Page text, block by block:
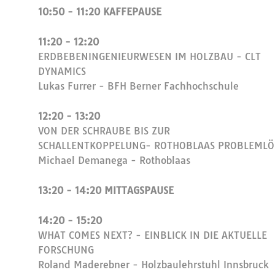
10:50 - 11:20 KAFFEPAUSE
11:20 - 12:20
ERDBEBENINGENIEURWESEN IM HOLZBAU - CLT
DYNAMICS
Lukas Furrer - BFH Berner Fachhochschule
12:20 - 13:20
VON DER SCHRAUBE BIS ZUR
SCHALLENTKOPPELUNG- ROTHOBLAAS
Michael Demanega - Rothoblaas
13:20 - 14:20 MITTAGSPAUSE
14:20 - 15:20
WHAT COMES NEXT? - EINBLICK IN DIE AKTUELLE
FORSCHUNG
Roland Maderebner - Holzbaulehrstuhl Innsbruck